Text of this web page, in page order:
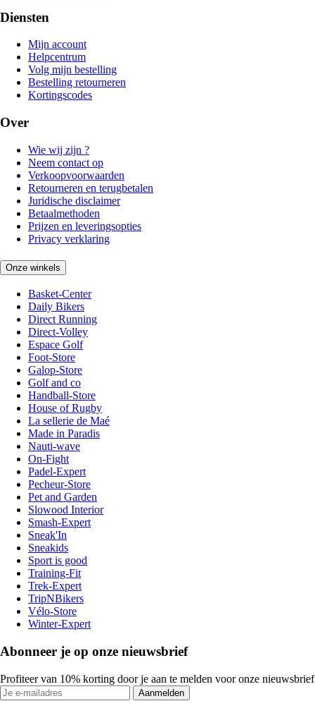
Diensten
Mijn account
Helpcentrum
Volg mijn bestelling
Bestelling retourneren
Kortingscodes
Over
Wie wij zijn ?
Neem contact op
Verkoopvoorwaarden
Retourneren en terugbetalen
Juridische disclaimer
Betaalmethoden
Prijzen en leveringsopties
Privacy verklaring
Onze winkels
Basket-Center
Daily Bikers
Direct Running
Direct-Volley
Espace Golf
Foot-Store
Galop-Store
Golf and co
Handball-Store
House of Rugby
La sellerie de Maé
Made in Paradis
Nauti-wave
On-Fight
Padel-Expert
Pecheur-Store
Pet and Garden
Slowood Interior
Smash-Expert
Sneak'In
Sneakids
Sport is good
Training-Fit
Trek-Expert
TripNBikers
Vélo-Store
Winter-Expert
Abonneer je op onze nieuwsbrief
Profiteer van 10% korting door je aan te melden voor onze nieuwsbrief
Aanmelden